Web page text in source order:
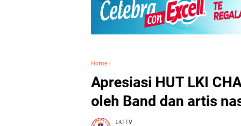
Home ›
Apresiasi HUT LKI
oleh Band dan artis
LKI TV